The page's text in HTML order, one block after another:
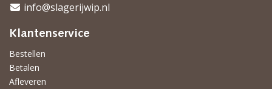
info@slagerijwip.nl
Klantenservice
Bestellen
Betalen
Afleveren